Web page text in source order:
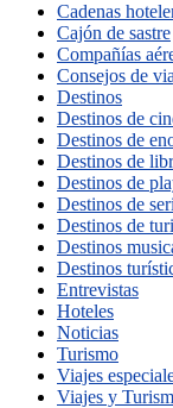
Cadenas
Cajón de sastre
Compañías
Consejos de
Destinos
Destinos de
Destinos de
Destinos de
Destinos de
Destinos de
Destinos de
Destinos
Destinos
Entrevistas
Hoteles
Noticias
Turismo
Viajes
Viajes y